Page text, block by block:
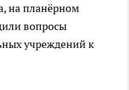
на планёрном
вопросы
учреждений к